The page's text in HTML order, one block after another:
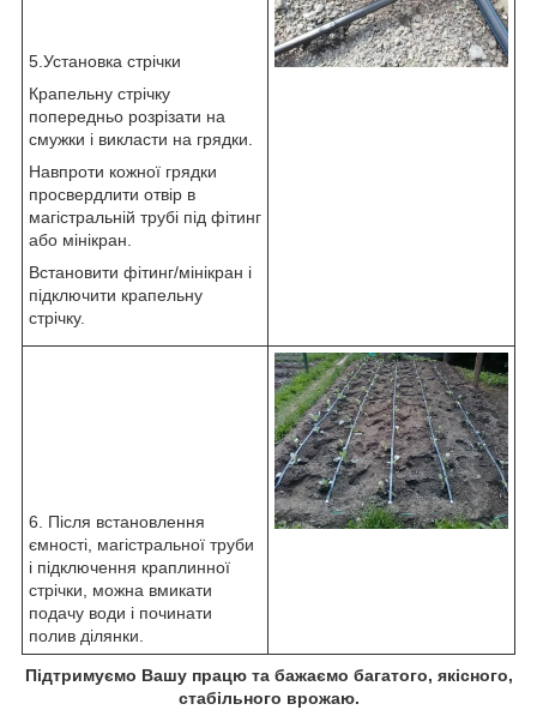
5.Установка стрічки
Крапельну стрічку
попередньо розрізати на
смужки і викласти на грядки.
Навпроти кожної грядки
просвердлити отвір в
магістральній трубі під фітинг
або мінікран.
Встановити фітинг/мінікран і
підключити крапельну
стрічку.
6. Після встановлення
ємності, магістральної труби
і підключення краплинної
стрічки, можна вмикати
подачу води і починати
полив ділянки.
Підтримуємо Вашу працю та бажаємо багатого, якісного,
стабільного врожаю.